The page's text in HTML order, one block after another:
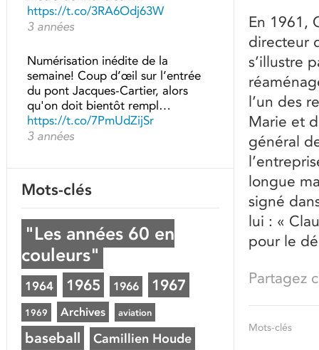
En 1961,
directeur
s’illustre
l’un des
Marie et
général
longue
signé
lui : «
pour le
Partagez
Mots-clés
https://t.co/3RA6Odj63W
3 années
Numérisation inédite de la
semaine! Coup d’œil sur l’entrée
du pont Jacques-Cartier, alors
qu'on doit bientôt rempl…
https://t.co/7PmUdZijSr
3 années
Mots-clés
"Les années 60 en
couleurs"
1964 1965 1966 1967
1969 Archives aviation
baseball Camillien Houde